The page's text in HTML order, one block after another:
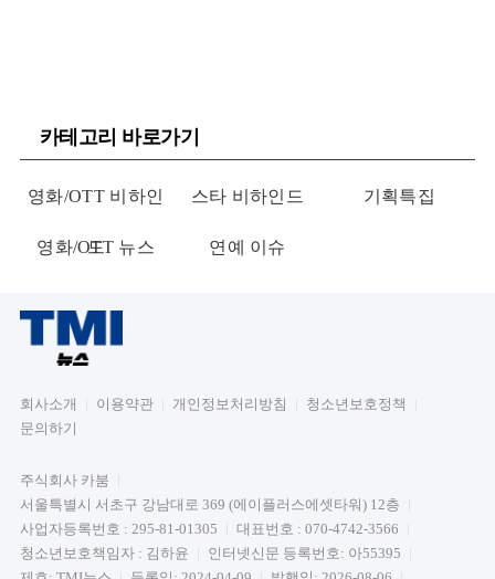
카테고리 바로가기
영화/OTT 비하인
드
스타 비하인드 기획특집
영화/OTT 뉴스 연예 이슈
회사소개 이용약관 개인정보처리방침
청소년보호정책
문의하기
주식회사 카붐
서울특별시 서초구 강남대로 369 (에이플러스에셋타워) 12층
사업자등록번호 : 295-81-01305
대표번호 : 070-4742-3566
청소년보호책임자 : 김하윤
인터넷신문 등록번호: 아55395